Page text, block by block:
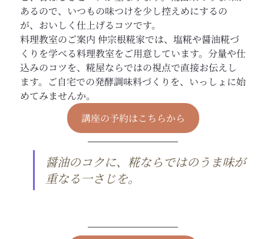
あるので、いつもの味つけを少し控えめにするの
が、おいしく仕上げるコツです。
料理教室のご案内 仲宗根糀家では、塩糀や醤油糀づ
くりを学べる料理教室をご用意しています。分量や仕
込みのコツを、糀屋ならではの視点で直接お伝えし
ます。ご自宅での発酵調味料づくりを、いっしょに始
めてみませんか。
講座の予約はこちらから
醤油のコクに、糀ならではのうま味が
重なる一さじを。